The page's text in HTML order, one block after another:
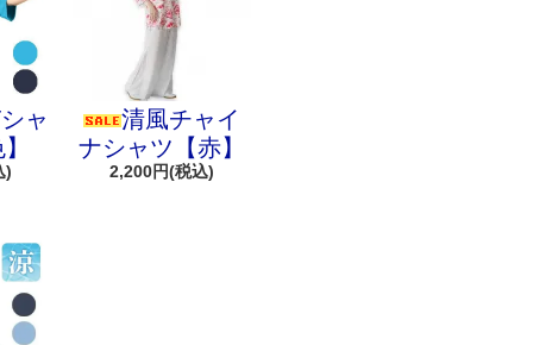
ャ
)
清風チャイ
ナシャツ【赤】
2,200円(税込)